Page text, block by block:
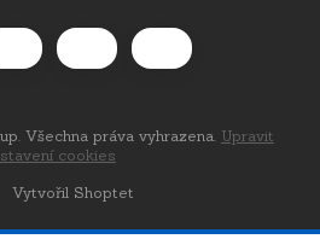
Vytvořil Shoptet
. Všechna práva vyhrazena. Upravit
cookies